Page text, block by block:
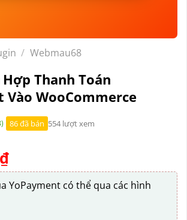
/ Webmau68
Thanh Toán
Vào WooCommerce
86 đã bán 554 lượt xem
₫
YoPayment có thể qua các hình